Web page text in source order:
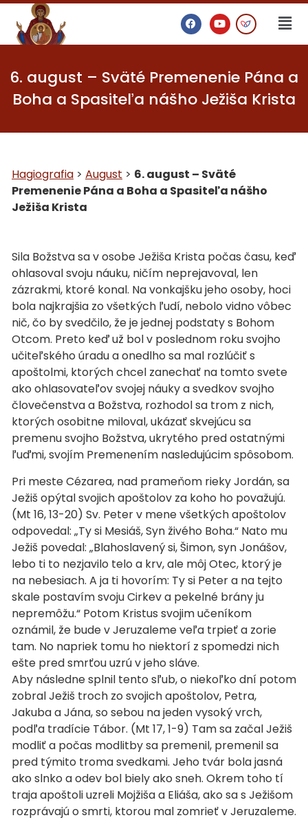
6. august – Sväté Premenenie Pána a
Boha a Spasiteľa nášho Ježiša Krista
Hagiografia > August > 6. august – Sväté
Premenenie Pána a Boha a Spasiteľa nášho
Ježiša Krista
Sila Božstva sa v osobe Ježiša Krista počas času, keď
ohlasoval svoju náuku, ničím neprejavoval, len
zázrakmi, ktoré konal. Na vonkajšku jeho osoby, hoci
bola najkrajšia zo všetkých ľudí, nebolo vidno vôbec
nič, čo by svedčilo, že je jednej podstaty s Bohom
Otcom. Preto keď už bol v poslednom roku svojho
učiteľského úradu a onedlho sa mal rozlúčiť s
apoštolmi, ktorých chcel zanechať na tomto svete
ako ohlasovateľov svojej náuky a svedkov svojho
človečenstva a Božstva, rozhodol sa trom z nich,
ktorých osobitne miloval, ukázať skvejúcu sa
premenu svojho Božstva, ukrytého pred ostatnými
ľuďmi, svojím Premenením nasledujúcim spôsobom.
Pri meste Cézarea, nad prameňom rieky Jordán, sa
Ježiš opýtal svojich apoštolov za koho ho považujú.
(Mt 16, 13-20) Sv. Peter v mene všetkých apoštolov
odpovedal: „Ty si Mesiáš, Syn živého Boha.“ Nato mu
Ježiš povedal: „Blahoslavený si, Šimon, syn Jonášov,
lebo ti to nezjavilo telo a krv, ale môj Otec, ktorý je
na nebesiach. A ja ti hovorím: Ty si Peter a na tejto
skale postavím svoju Cirkev a pekelné brány ju
nepremôžu.“ Potom Kristus svojim učeníkom
oznámil, že bude v Jeruzaleme veľa trpieť a zorie
tam. No napriek tomu ho niektorí z spomedzi nich
ešte pred smrťou uzrú v jeho sláve.
Aby následne splnil tento sľub, o niekoľko dní potom
zobral Ježiš troch zo svojich apoštolov, Petra,
Jakuba a Jána, so sebou na jeden vysoký vrch,
podľa tradície Tábor. (Mt 17, 1-9) Tam sa začal Ježiš
modliť a počas modlitby sa premenil, premenil sa
pred týmito troma svedkami. Jeho tvár bola jasná
ako slnko a odev bol biely ako sneh. Okrem toho tí
traja apoštoli uzreli Mojžiša a Eliáša, ako sa s Ježišom
rozprávajú o smrti, ktorou mal zomrieť v Jeruzaleme.